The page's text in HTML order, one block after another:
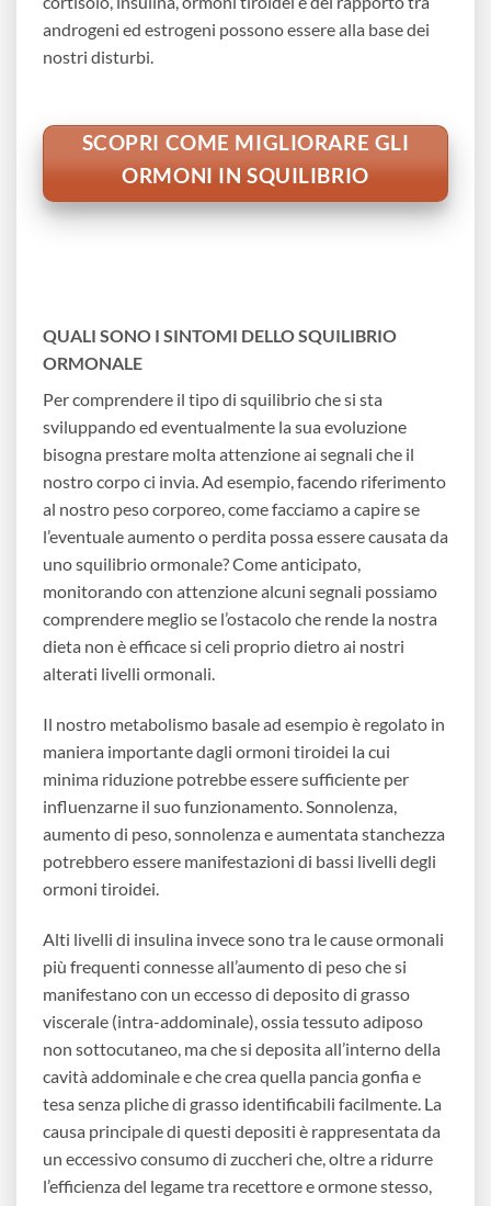
androgeni ed estrogeni possono essere alla base dei
nostri disturbi.
SCOPRI COME MIGLIORARE GLI
ORMONI IN SQUILIBRIO
QUALI SONO I SINTOMI DELLO SQUILIBRIO
ORMONALE
Per comprendere il tipo di squilibrio che si sta
sviluppando ed eventualmente la sua evoluzione
bisogna prestare molta attenzione ai segnali che il
nostro corpo ci invia. Ad esempio, facendo riferimento
al nostro peso corporeo, come facciamo a capire se
l’eventuale aumento o perdita possa essere causata da
uno squilibrio ormonale? Come anticipato,
monitorando con attenzione alcuni segnali possiamo
comprendere meglio se l’ostacolo che rende la nostra
dieta non è efficace si celi proprio dietro ai nostri
alterati livelli ormonali.
Il nostro metabolismo basale ad esempio è regolato in
maniera importante dagli ormoni tiroidei la cui
minima riduzione potrebbe essere sufficiente per
influenzarne il suo funzionamento. Sonnolenza,
aumento di peso, sonnolenza e aumentata stanchezza
potrebbero essere manifestazioni di bassi livelli degli
ormoni tiroidei.
Alti livelli di insulina invece sono tra le cause ormonali
più frequenti connesse all’aumento di peso che si
manifestano con un eccesso di deposito di grasso
viscerale (intra-addominale), ossia tessuto adiposo
non sottocutaneo, ma che si deposita all’interno della
cavità addominale e che crea quella pancia gonfia e
tesa senza pliche di grasso identificabili facilmente. La
causa principale di questi depositi è rappresentata da
un eccessivo consumo di zuccheri che, oltre a ridurre
l’efficienza del legame tra recettore e ormone stesso,